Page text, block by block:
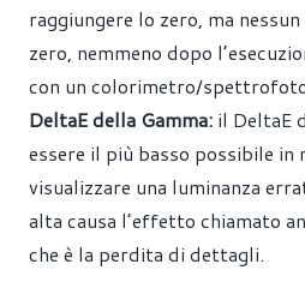
raggiungere lo zero, ma
zero, nemmeno dopo
con un colorimetro/
DeltaE della Gamma: il DeltaE
essere il più basso possibile in
visualizzare una luminanza
alta causa l’effetto chiamato
che è la perdita di dettagli.